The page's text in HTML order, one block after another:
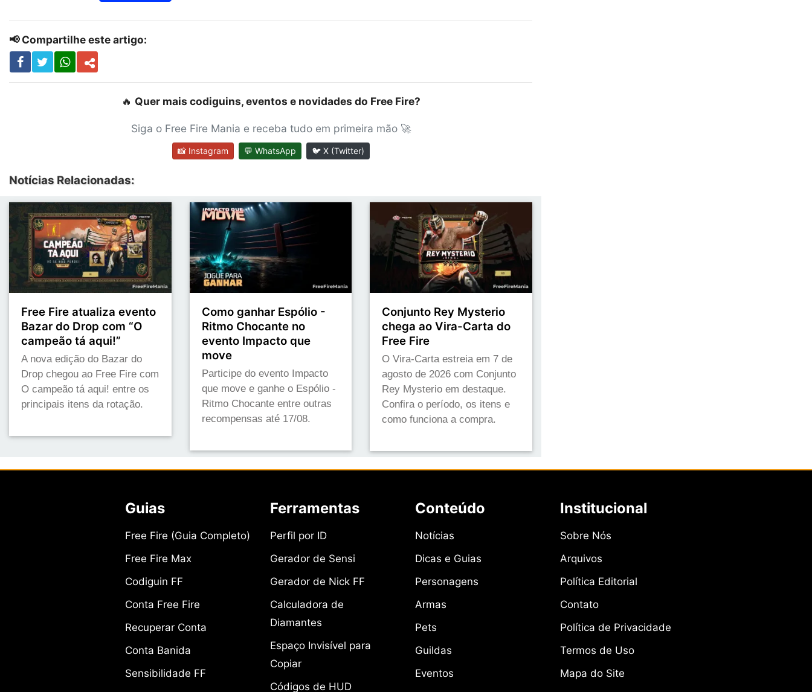
📢 Compartilhe este artigo:
🔥 Quer mais codiguins, eventos e novidades do Free Fire?
Siga o Free Fire Mania e receba tudo em primeira mão 🚀
📸 Instagram 💬 WhatsApp 🐦 X (Twitter)
Notícias Relacionadas:
Free Fire atualiza evento
Bazar do Drop com “O
campeão tá aqui!”
A nova edição do Bazar do
Drop chegou ao Free Fire com
O campeão tá aqui! entre os
principais itens da rotação.
Como ganhar Espólio -
Ritmo Chocante no
evento Impacto que
move
Participe do evento Impacto
que move e ganhe o Espólio -
Ritmo Chocante entre outras
recompensas até 17/08.
Conjunto Rey Mysterio
chega ao Vira-Carta do
Free Fire
O Vira-Carta estreia em 7 de
agosto de 2026 com Conjunto
Rey Mysterio em destaque.
Confira o período, os itens e
como funciona a compra.
Guias
Free Fire (Guia Completo)
Free Fire Max
Codiguin FF
Conta Free Fire
Recuperar Conta
Conta Banida
Sensibilidade FF
Ferramentas
Perfil por ID
Gerador de Sensi
Gerador de Nick FF
Calculadora de
Diamantes
Espaço Invisível para
Copiar
Códigos de HUD
Conteúdo
Notícias
Dicas e Guias
Personagens
Armas
Pets
Guildas
Eventos
Institucional
Sobre Nós
Arquivos
Política Editorial
Contato
Política de Privacidade
Termos de Uso
Mapa do Site